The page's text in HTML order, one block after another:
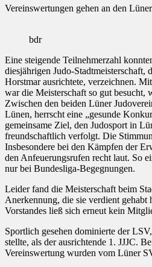
Vereinswertungen gehen an den
bdr
Eine steigende Teilnehmerzahl
diesjährigen Judo-Stadtmeisterschaft,
Horstmar ausrichtete, verzeichnen.
war die Meisterschaft so gut besucht,
Zwischen den beiden Lüner
Lünen, herrscht eine „gesunde
gemeinsame Ziel, den Judosport in
freundschaftlich verfolgt. Die
Insbesondere bei den Kämpfen der
den Anfeuerungsrufen recht laut. So
nur bei Bundesliga-Begegnungen.
Leider fand die Meisterschaft beim
Anerkennung, die sie verdient gehabt
Vorstandes ließ sich erneut kein
Sportlich gesehen dominierte der
stellte, als der ausrichtende 1. JJJC.
Vereinswertung wurden vom Lüner